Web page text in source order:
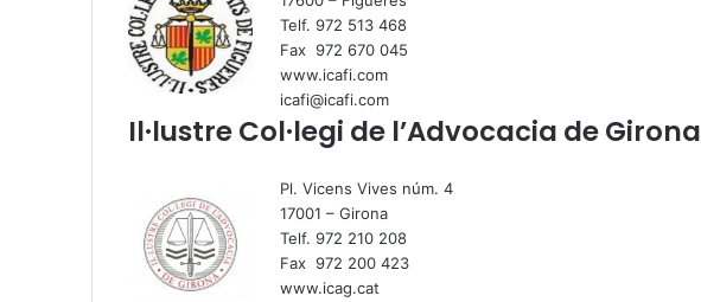
Telf. 972 513 468
Fax 972 670 045
www.icafi.com
icafi@icafi.com
Il·lustre Col·legi de l’Advocacia de Girona
Pl. Vicens Vives núm. 4
17001 – Girona
Telf. 972 210 208
Fax 972 200 423
www.icag.cat